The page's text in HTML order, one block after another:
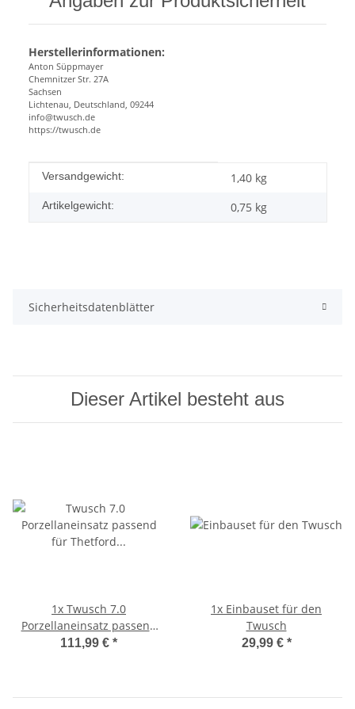
Herstellerinformationen:
Anton Süppmayer
Chemnitzer Str. 27A
Sachsen
Lichtenau, Deutschland, 09244
info@twusch.de
https://twusch.de
Produkteigenschaft
Wert
Versandgewicht: 1,40 kg
Artikelgewicht: 0,75 kg
Sicherheitsdatenblätter
Dieser Artikel besteht aus
1x Twusch 7.0
Porzellaneinsatz passend
für Thetford Toiletten C500
111,99 € *
1x Einbauset für den
Twusch
29,99 € *